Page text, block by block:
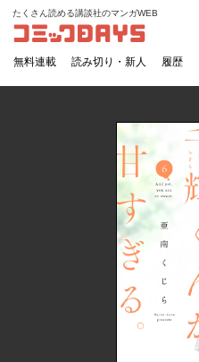
コミックDAYS
たくさん読める講談社のマンガWEB
無料連載 読み切り・新人 履歴